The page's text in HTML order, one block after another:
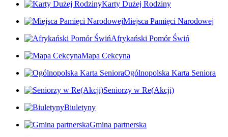
Karty Dużej Rodziny
Miejsca Pamięci Narodowej
Afrykański Pomór Świń
Mapa Cekcyna
Ogólnopolska Karta Seniora
Seniorzy w Re(Akcji)
Biuletyny
Gmina partnerska